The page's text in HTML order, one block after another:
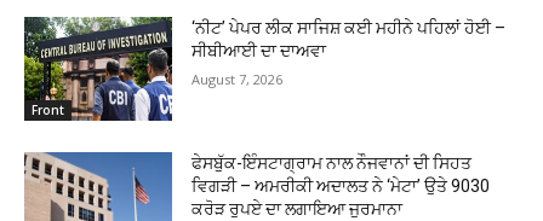
Front
‘ਨੀਟ’ ਪੇਪਰ ਲੀਕ ਸਾਜਿਸ਼ ਕਈ ਮਹੀਨੇ ਪਹਿਲਾਂ ਹੋਈ –
ਸੀਬੀਆਈ ਦਾ ਦਾਅਵਾ
August 7, 2026
ਫੇਸਬੁੱਕ-ਇੰਸਟਾਗ੍ਰਾਮ ਨਾਲ ਨੌਜਵਾਨਾਂ ਦੀ ਸਿਹਤ
ਵਿਗੜੀ – ਅਮਰੀਕੀ ਅਦਾਲਤ ਨੇ ‘ਮੇਟਾ’ ਉਤੇ 9030
ਕਰੋੜ ਰੁਪਏ ਦਾ ਲਗਾਇਆ ਜੁਰਮਾਨਾ